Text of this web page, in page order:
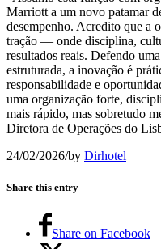
Marriott a um novo patamar
desempenho. Acredito que a
tração — onde disciplina,
resultados reais. Defendo
estruturada, a inovação é
responsabilidade e
uma organização forte,
mais rápido, mas sobretudo
Diretora de Operações do
24/02/2026/by Dirhotel
Share this entry
Share on Facebook